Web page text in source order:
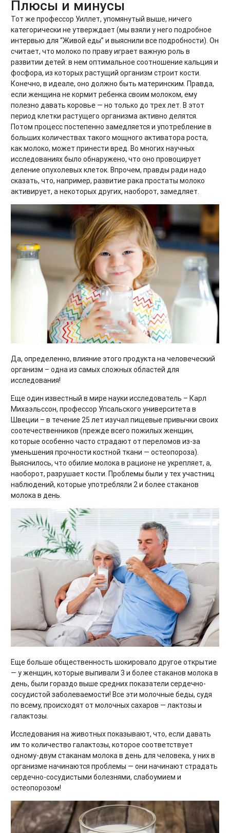
Плюсы и минусы
Тот же профессор Уиллет, упомянутый выше, ничего
категорически не утверждает (мы взяли у него подробное
интервью для “Живой еды” и выяснили все подробности). Он
считает, что молоко по праву играет важную роль в
развитии детей: в нем оптимальное соотношение кальция и
фосфора, из которых растущий организм строит кости.
Конечно, в идеале, оно должно быть материнским. Правда,
если женщина не кормит ребенка своим молоком, ему
полезно давать коровье — но только до трех лет. В этот
период клетки растущего организма активно делятся.
Потом процесс постепенно замедляется и употребление в
больших количествах такого мощного активатора роста,
как молоко, может принести вред. Во многих научных
исследованиях было обнаружено, что оно провоцирует
деление опухолевых клеток. Впрочем, правды ради надо
сказать, что, например, развитие рака простаты молоко
активирует, а некоторых других, наоборот, замедляет.
Да, определенно, влияние этого продукта на человеческий
организм – одна из самых сложных областей для
исследования!
Еще один известный в мире науки исследователь – Карл
Михаэльссон, профессор Упсальского университета в
Швеции – в течение 25 лет изучал пищевые привычки своих
соотечественников (прежде всего пожилых женщин,
которые особенно часто страдают от переломов из-за
уменьшения прочности костной ткани — остеопороза).
Выяснилось, что обилие молока в рационе не укрепляет, а,
наоборот, разрушает кости. Проблемы были у тех участниц
наблюдений, которые употребляли 2 и более стаканов
молока в день.
Еще больше общественность шокировало другое открытие
— у женщин, которые выпивали 3 и более стаканов молока в
день, были гораздо выше средних показатели сердечно-
сосудистой заболеваемости! Все эти молочные беды, судя
по всему, происходят от молочных сахаров — лактозы и
галактозы.
Исследования на животных показывают, что, если давать
им то количество галактозы, которое соответствует
одному-двум стаканам молока в день для человека, у них в
организме начинаются проблемы — они начинают страдать
сердечно-сосудистыми болезнями, слабоумием и
остеопорозом!